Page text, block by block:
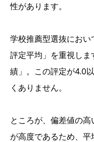
性があります。
学校推薦型選抜にお
評定平均」を重視し
績」。この評定が4.0
くありません。
ところが、偏差値の
が高度であるため、